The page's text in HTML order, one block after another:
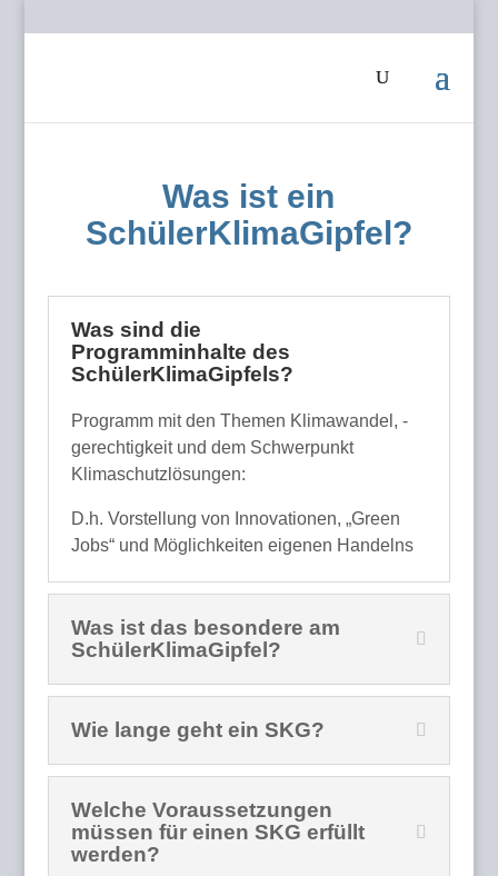
Was ist ein
SchülerKlimaGipfel?
Was sind die
Programminhalte des
SchülerKlimaGipfels?
Programm mit den Themen Klimawandel, -
gerechtigkeit und dem Schwerpunkt
Klimaschutzlösungen:
D.h. Vorstellung von Innovationen, „Green
Jobs“ und Möglichkeiten eigenen Handelns
Was ist das besondere am
SchülerKlimaGipfel?
Wie lange geht ein SKG?
Welche Voraussetzungen
müssen für einen SKG erfüllt
werden?